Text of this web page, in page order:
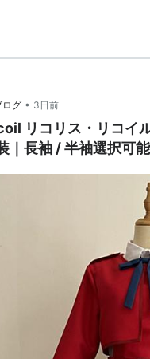
グ • 3日前
リコリス・リコイ
｜長袖 / 半袖選択可能